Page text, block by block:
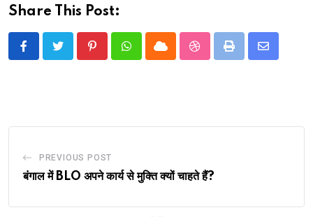
Share This Post:
PinterestWhatsappCloud StumbleUpon
Print
Share
PREVIOUS POST
बंगाल में BLO अपने कार्य से मुक्ति क्यों चाहते हैं?